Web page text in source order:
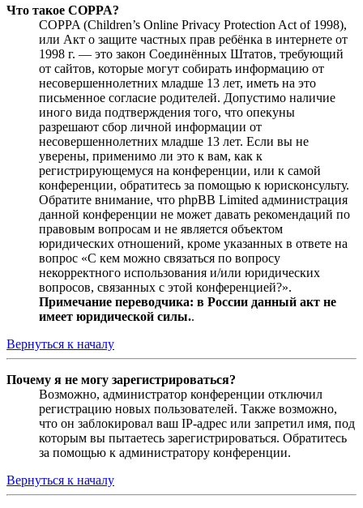
Что такое COPPA?
COPPA (Children’s Online Privacy Protection Act of 1998),
или Акт о защите частных прав ребёнка в интернете от
1998 г. — это закон Соединённых Штатов, требующий
от сайтов, которые могут собирать информацию от
несовершеннолетних младше 13 лет, иметь на это
письменное согласие родителей. Допустимо наличие
иного вида подтверждения того, что опекуны
разрешают сбор личной информации от
несовершеннолетних младше 13 лет. Если вы не
уверены, применимо ли это к вам, как к
регистрирующемуся на конференции, или к самой
конференции, обратитесь за помощью к юрисконсульту.
Обратите внимание, что phpBB Limited администрация
данной конференции не может давать рекомендаций по
правовым вопросам и не является объектом
юридических отношений, кроме указанных в ответе на
вопрос «С кем можно связаться по вопросу
некорректного использования и/или юридических
вопросов, связанных с этой конференцией?».
Примечание переводчика: в России данный акт не
имеет юридической силы..
Вернуться к началу
Почему я не могу зарегистрироваться?
Возможно, администратор конференции отключил
регистрацию новых пользователей. Также возможно,
что он заблокировал ваш IP-адрес или запретил имя, под
которым вы пытаетесь зарегистрироваться. Обратитесь
за помощью к администратору конференции.
Вернуться к началу